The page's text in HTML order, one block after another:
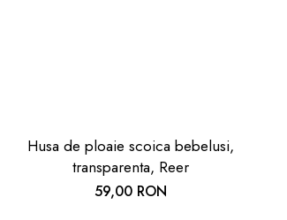
Husa de ploaie scoica bebelusi,
transparenta, Reer
59,00 RON